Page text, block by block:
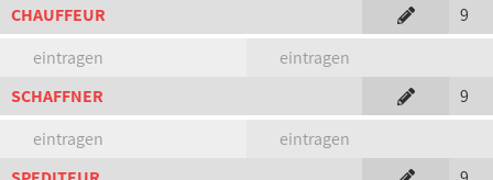
CHAUFFEUR
9
eintragen
eintragen
SCHAFFNER
9
eintragen
eintragen